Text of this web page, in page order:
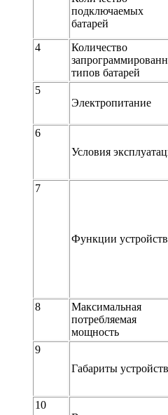
подключаемых
батарей
4
Количество
типов батарей
5
Электропитание
6
Условия
7
Функции
8
Максимальная
потребляемая
мощность
9
Габариты
10